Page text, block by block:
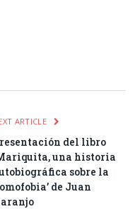
ARTICLE
del libro
una historia
sobre la
de Juan